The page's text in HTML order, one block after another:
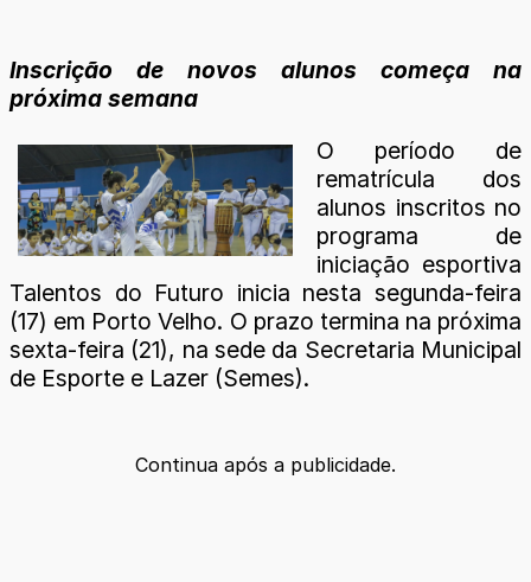
Inscrição de novos alunos começa na
próxima semana
O período de
rematrícula dos
alunos inscritos no
programa de
iniciação esportiva
Talentos do Futuro inicia nesta segunda-feira
(17) em Porto Velho. O prazo termina na próxima
sexta-feira (21), na sede da Secretaria Municipal
de Esporte e Lazer (Semes).
Continua após a publicidade.